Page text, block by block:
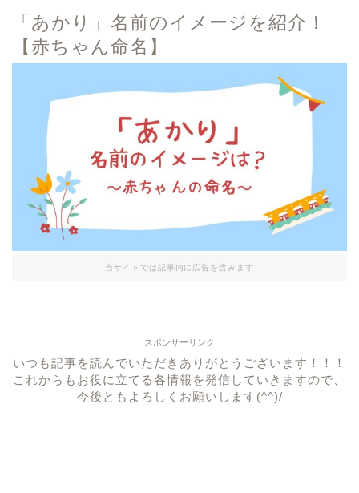
「あかり」名前のイメージを紹介！
【赤ちゃん命名】
当サイトでは記事内に広告を含みます
スポンサーリンク
いつも記事を読んでいただきありがとうございます！！！
これからもお役に立てる各情報を発信していきますので、
今後ともよろしくお願いします(^^)/